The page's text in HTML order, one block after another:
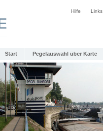
Hilfe Links
Start Pegelauswahl über Karte